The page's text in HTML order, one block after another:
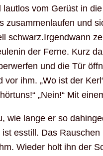
lautlos vom Gerüst in
zusammenlaufen und
schwarz.Irgendwann
der Ferne. Kurz
und die Tür
vor ihm. „Wo ist der
„Nein!“ Mit
wie lange er so
esstill. Das
Wieder holt ihn der